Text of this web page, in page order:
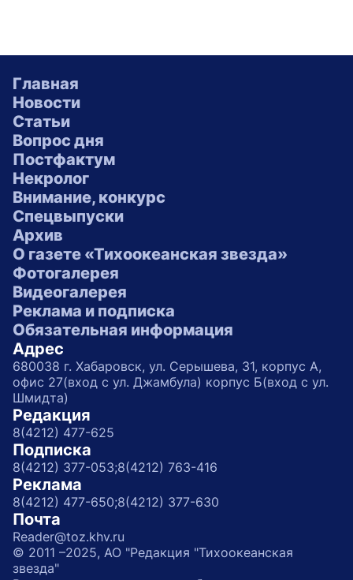
Главная
Новости
Статьи
Вопрос дня
Постфактум
Некролог
Внимание, конкурс
Спецвыпуски
Архив
О газете «Тихоокеанская звезда»
Фотогалерея
Видеогалерея
Реклама и подписка
Обязательная информация
Адрес
680038 г. Хабаровск, ул. Серышева, 31, корпус А,
офис 27(вход с ул. Джамбула) корпус Б(вход с ул.
Шмидта)
Редакция
8(4212) 477-625
Подписка
8(4212) 377-053;8(4212) 763-416
Реклама
8(4212) 477-650;8(4212) 377-630
Почта
Reader@toz.khv.ru
© 2011 –2025, АО "Редакция "Тихоокеанская
звезда"